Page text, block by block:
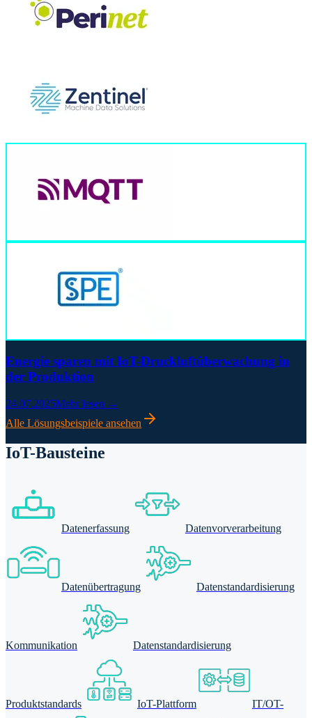
Energie sparen mit IoT-Druckluftüberwachung in
der Produktion
24.07.2025Mehr lesen →
Alle Lösungsbeispiele ansehen
IoT-Bausteine
Datenerfassung Datenvorverarbeitung
Datenübertragung Datenstandardisierung
Kommunikation Datenstandardisierung
Produktstandards IoT-Plattform IT/OT-